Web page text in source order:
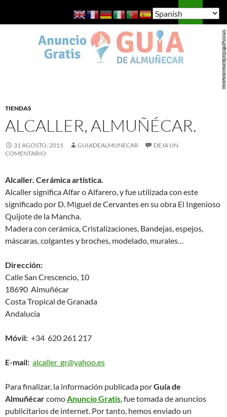
Guía de Almuñécar
MENÚ
TIENDAS
ALCALLER, ALMUÑÉCAR.
31 AGOSTO, 2015 GUIADEALMUNECAR
DEJA UN
COMENTARIO
Alcaller. Cerámica artística.
Alcaller significa Alfar o Alfarero, y fue utilizada con este
significado por D. Miguel de Cervantes en su obra El Ingenioso
Quijote de la Mancha.
Madera con cerámica, Cristalizaciones, Bandejas, espejos,
máscaras, colgantes y broches, modelado, murales…
Dirección:
Calle San Crescencio, 10
18690 Almuñécar
Costa Tropical de Granada
Andalucía
Móvil: +34 620 261 217
E-mail: alcaller_gr@yahoo.es
Para finalizar, la información publicada porGuía de
Almuñécarcomo Anuncio Gratis , fue tomada de anuncios
publicitarios de internet. Por tanto, hemos enviado un